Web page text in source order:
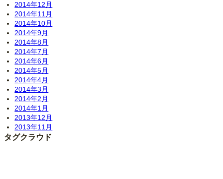
2014年12月
2014年11月
2014年10月
2014年9月
2014年8月
2014年7月
2014年6月
2014年5月
2014年4月
2014年3月
2014年2月
2014年1月
2013年12月
2013年11月
タグクラウド